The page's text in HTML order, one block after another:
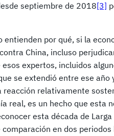
septiembre de 2018[3]
entienden por qué, si la
China, incluso
expertos, incluidos
se extendió entre ese
relativamente
real, es un hecho que esta
esta década de
en dos